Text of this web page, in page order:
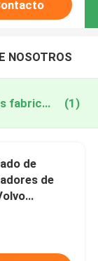
NOSOTROS
11709028 lifting cylinder seal kits fabricación en línea (1)
de
de
11709026